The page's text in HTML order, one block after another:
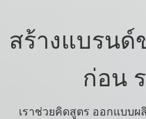
สร้างแบรน
ก่อน
เราช่วยคิดสูตร ออกแบบ